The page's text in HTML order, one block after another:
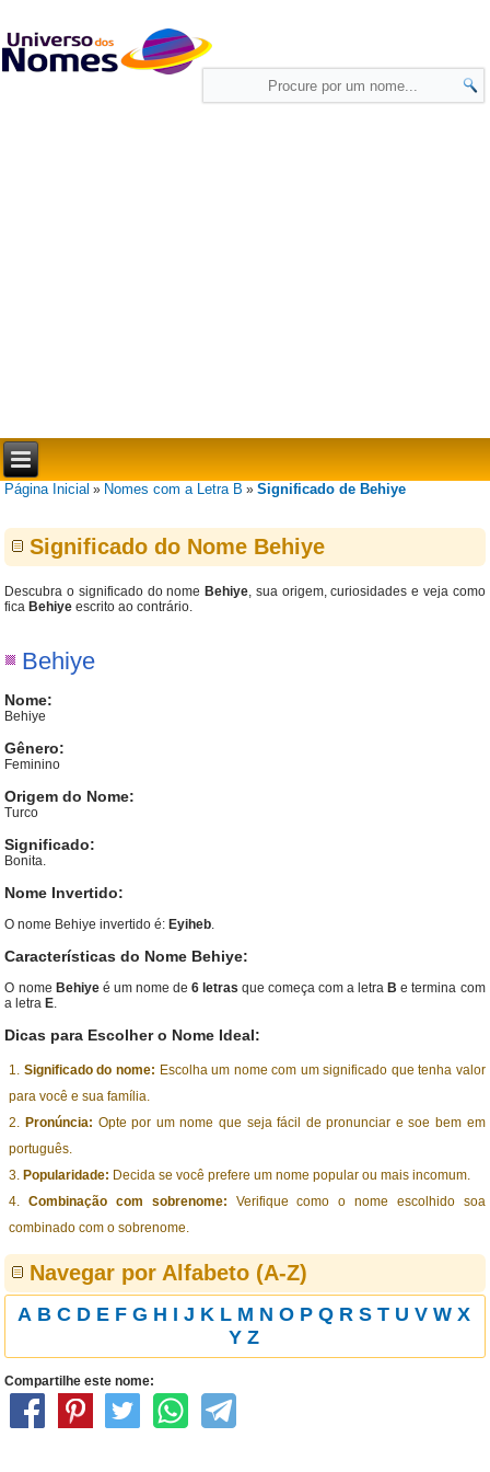
Página Inicial » Nomes com a Letra B »Significado de Behiye
Significado do Nome Behiye
Descubra o significado do nome Behiye, sua origem, curiosidades e veja como
fica Behiye escrito ao contrário.
Behiye
Nome:
Behiye
Gênero:
Feminino
Origem do Nome:
Turco
Significado:
Bonita.
Nome Invertido:
O nome Behiye invertido é: Eyiheb.
Características do Nome Behiye:
O nome Behiyeé um nome de 6 letras que começa com a letra B e termina com
a letra E.
Dicas para Escolher o Nome Ideal:
Significado do nome: Escolha um nome com um significado que tenha valor
para você e sua família.
Pronúncia: Opte por um nome que seja fácil de pronunciar e soe bem em
português.
Popularidade: Decida se você prefere um nome popular ou mais incomum.
Combinação com sobrenome: Verifique como o nome escolhido soa
combinado com o sobrenome.
Navegar por Alfabeto (A-Z)
A B C D E F G H I J K L M N O P Q R S T U V W X
Y Z
Compartilhe este nome: